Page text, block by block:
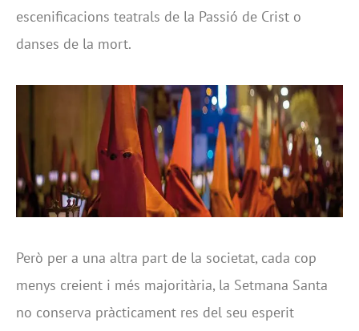
escenificacions teatrals de la Passió de Crist o
danses de la mort.
Però per a una altra part de la societat, cada cop
menys creient i més majoritària, la Setmana Santa
no conserva pràcticament res del seu esperit